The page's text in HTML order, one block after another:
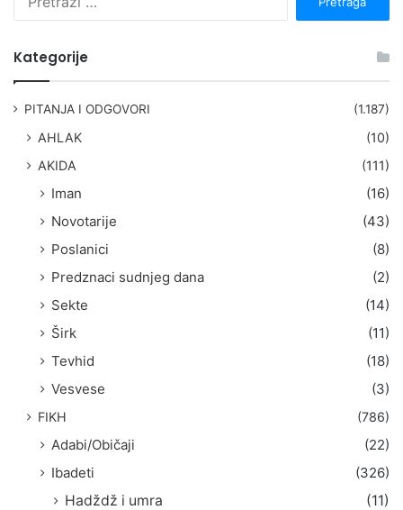
Kategorije
PITANJA I ODGOVORI (1.187)
AHLAK
(10)
AKIDA
(111)
Iman
(16)
Novotarije
(43)
Poslanici
(8)
Predznaci sudnjeg dana
(2)
Sekte
(14)
Širk
(11)
Tevhid
(18)
Vesvese
(3)
FIKH (786)
Adabi/Običaji
(22)
Ibadeti
(326)
Hadždž i umra
(11)